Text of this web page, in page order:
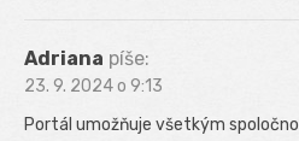
Adriana píše:
23. 9. 2024 o 9:13
Portál umožňuje všetkým